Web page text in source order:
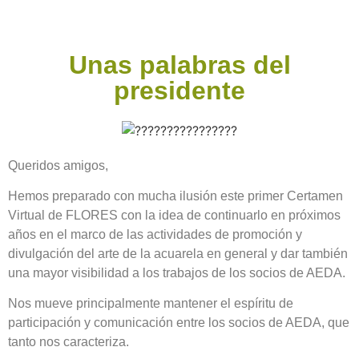
Unas palabras del
presidente
Queridos amigos,
Hemos preparado con mucha ilusión este primer Certamen
Virtual de FLORES con la idea de continuarlo en próximos
años en el marco de las actividades de promoción y
divulgación del arte de la acuarela en general y dar también
una mayor visibilidad a los trabajos de los socios de AEDA.
Nos mueve principalmente mantener el espíritu de
participación y comunicación entre los socios de AEDA, que
tanto nos caracteriza.